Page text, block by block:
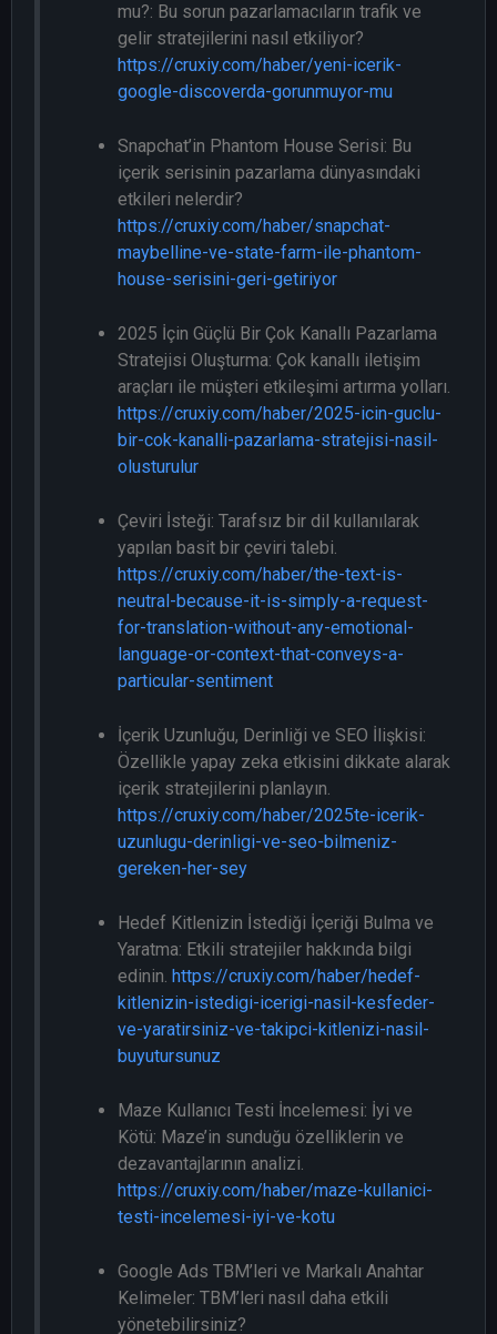
mu?: Bu sorun pazarlamacıların trafik ve
gelir stratejilerini nasıl etkiliyor?
https://cruxiy.com/haber/yeni-icerik-
google-discoverda-gorunmuyor-mu
Snapchat’in Phantom House Serisi: Bu
içerik serisinin pazarlama dünyasındaki
etkileri nelerdir?
https://cruxiy.com/haber/snapchat-
maybelline-ve-state-farm-ile-phantom-
house-serisini-geri-getiriyor
2025 İçin Güçlü Bir Çok Kanallı Pazarlama
Stratejisi Oluşturma: Çok kanallı iletişim
araçları ile müşteri etkileşimi artırma yolları.
https://cruxiy.com/haber/2025-icin-guclu-
bir-cok-kanalli-pazarlama-stratejisi-nasil-
olusturulur
Çeviri İsteği: Tarafsız bir dil kullanılarak
yapılan basit bir çeviri talebi.
https://cruxiy.com/haber/the-text-is-
neutral-because-it-is-simply-a-request-
for-translation-without-any-emotional-
language-or-context-that-conveys-a-
particular-sentiment
İçerik Uzunluğu, Derinliği ve SEO İlişkisi:
Özellikle yapay zeka etkisini dikkate alarak
içerik stratejilerini planlayın.
https://cruxiy.com/haber/2025te-icerik-
uzunlugu-derinligi-ve-seo-bilmeniz-
gereken-her-sey
Hedef Kitlenizin İstediği İçeriği Bulma ve
Yaratma: Etkili stratejiler hakkında bilgi
edinin. https://cruxiy.com/haber/hedef-
kitlenizin-istedigi-icerigi-nasil-kesfeder-
ve-yaratirsiniz-ve-takipci-kitlenizi-nasil-
buyutursunuz
Maze Kullanıcı Testi İncelemesi: İyi ve
Kötü: Maze’in sunduğu özelliklerin ve
dezavantajlarının analizi.
https://cruxiy.com/haber/maze-kullanici-
testi-incelemesi-iyi-ve-kotu
Google Ads TBM’leri ve Markalı Anahtar
Kelimeler: TBM’leri nasıl daha etkili
yönetebilirsiniz?